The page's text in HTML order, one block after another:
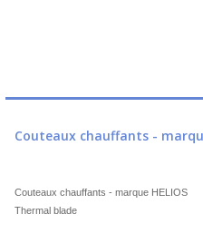
Couteaux chauffants -
Couteaux chauffants - marque HELIOS
Thermal blade